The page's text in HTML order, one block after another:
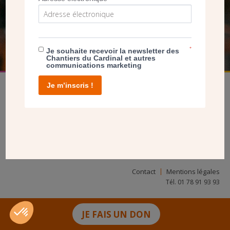
JE FAIS UN DON
FAIRE UN DON
Contact Mentions légales
Tél. 01 78 91 93 93
Je souhaite recevoir la newsletter des
Chantiers du Cardinal et autres
communications marketing
*
Je m’inscris !